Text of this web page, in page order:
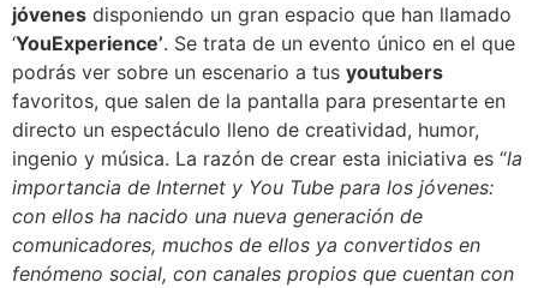
jóvenes disponiendo un gran espacio que han llamado
‘YouExperience’. Se trata de un evento único en el que
podrás ver sobre un escenario a tus youtubers
favoritos, que salen de la pantalla para presentarte en
directo un espectáculo lleno de creatividad, humor,
ingenio y música. La razón de crear esta iniciativa es “la
importancia de Internet y You Tube para los jóvenes:
con ellos ha nacido una nueva generación de
comunicadores, muchos de ellos ya convertidos en
fenómeno social, con canales propios que cuentan con